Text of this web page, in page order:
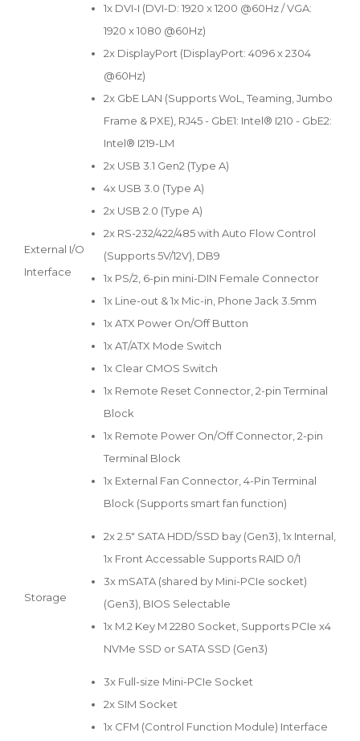
External I/O
Interface
1x DVI-I (DVI-D: 1920 x 1200 @60Hz / VGA:
1920 x 1080 @60Hz)
2x DisplayPort (DisplayPort: 4096 x 2304
@60Hz)
2x GbE LAN (Supports WoL, Teaming, Jumbo
Frame & PXE), RJ45 - GbE1: Intel® I210 - GbE2:
Intel® I219-LM
2x USB 3.1 Gen2 (Type A)
4x USB 3.0 (Type A)
2x USB 2.0 (Type A)
2x RS-232/422/485 with Auto Flow Control
(Supports 5V/12V), DB9
1x PS/2, 6-pin mini-DIN Female Connector
1x Line-out & 1x Mic-in, Phone Jack 3.5mm
1x ATX Power On/Off Button
1x AT/ATX Mode Switch
1x Clear CMOS Switch
1x Remote Reset Connector, 2-pin Terminal
Block
1x Remote Power On/Off Connector, 2-pin
Terminal Block
1x External Fan Connector, 4-Pin Terminal
Block (Supports smart fan function)
Storage
2x 2.5" SATA HDD/SSD bay (Gen3), 1x Internal,
1x Front Accessable Supports RAID 0/1
3x mSATA (shared by Mini-PCIe socket)
(Gen3), BIOS Selectable
1x M.2 Key M 2280 Socket, Supports PCIe x4
NVMe SSD or SATA SSD (Gen3)
3x Full-size Mini-PCIe Socket
2x SIM Socket
1x CFM (Control Function Module) Interface